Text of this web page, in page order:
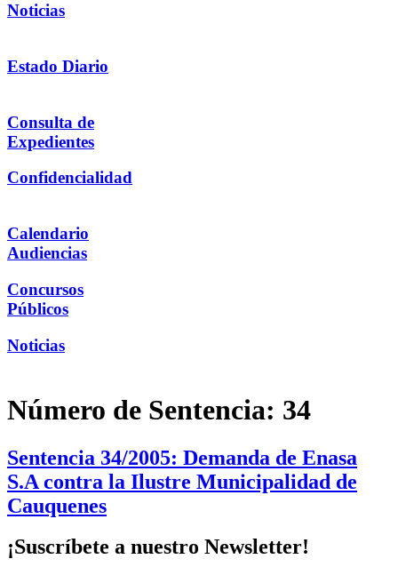
Noticias
Estado Diario
Consulta de
Expedientes
Confidencialidad
Calendario
Audiencias
Concursos
Públicos
Noticias
Número de Sentencia: 34
Sentencia 34/2005: Demanda de Enasa
S.A contra la Ilustre Municipalidad de
Cauquenes
¡Suscríbete a nuestro Newsletter!